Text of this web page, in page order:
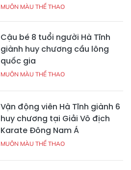
MUÔN MÀU THỂ THAO
Cậu bé 8 tuổi người Hà Tĩnh
giành huy chương cầu lông
quốc gia
MUÔN MÀU THỂ THAO
Vận động viên Hà Tĩnh giành 6
huy chương tại Giải Vô địch
Karate Đông Nam Á
MUÔN MÀU THỂ THAO